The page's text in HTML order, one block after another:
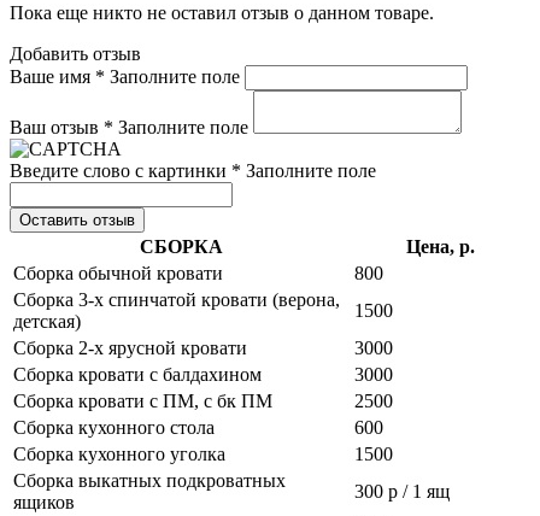
Пока еще никто не оставил отзыв о данном товаре.
Добавить отзыв
Ваше имя * Заполните поле
Ваш отзыв * Заполните поле
Введите слово с картинки * Заполните поле
Оставить отзыв
СБОРКА
Цена, р.
Сборка обычной кровати
800
Сборка 3-х спинчатой кровати (верона,
детская)
1500
Сборка 2-х ярусной кровати
3000
Сборка кровати с балдахином
3000
Сборка кровати с ПМ, с бк ПМ
2500
Сборка кухонного стола
600
Сборка кухонного уголка
1500
Сборка выкатных подкроватных
ящиков
300 р / 1 ящ